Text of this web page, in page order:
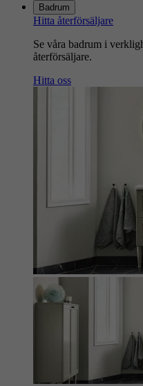
Badrum
Hitta återförsäljare
Se våra badrum i
återförsäljare.
Hitta oss